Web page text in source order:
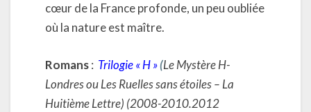
cœur de la France profonde, un peu oubliée
où la nature est maître.
Romans: Trilogie « H »(Le Mystère H-
Londres ou Les Ruelles sans étoiles – La
Huitième Lettre) (2008-2010.2012